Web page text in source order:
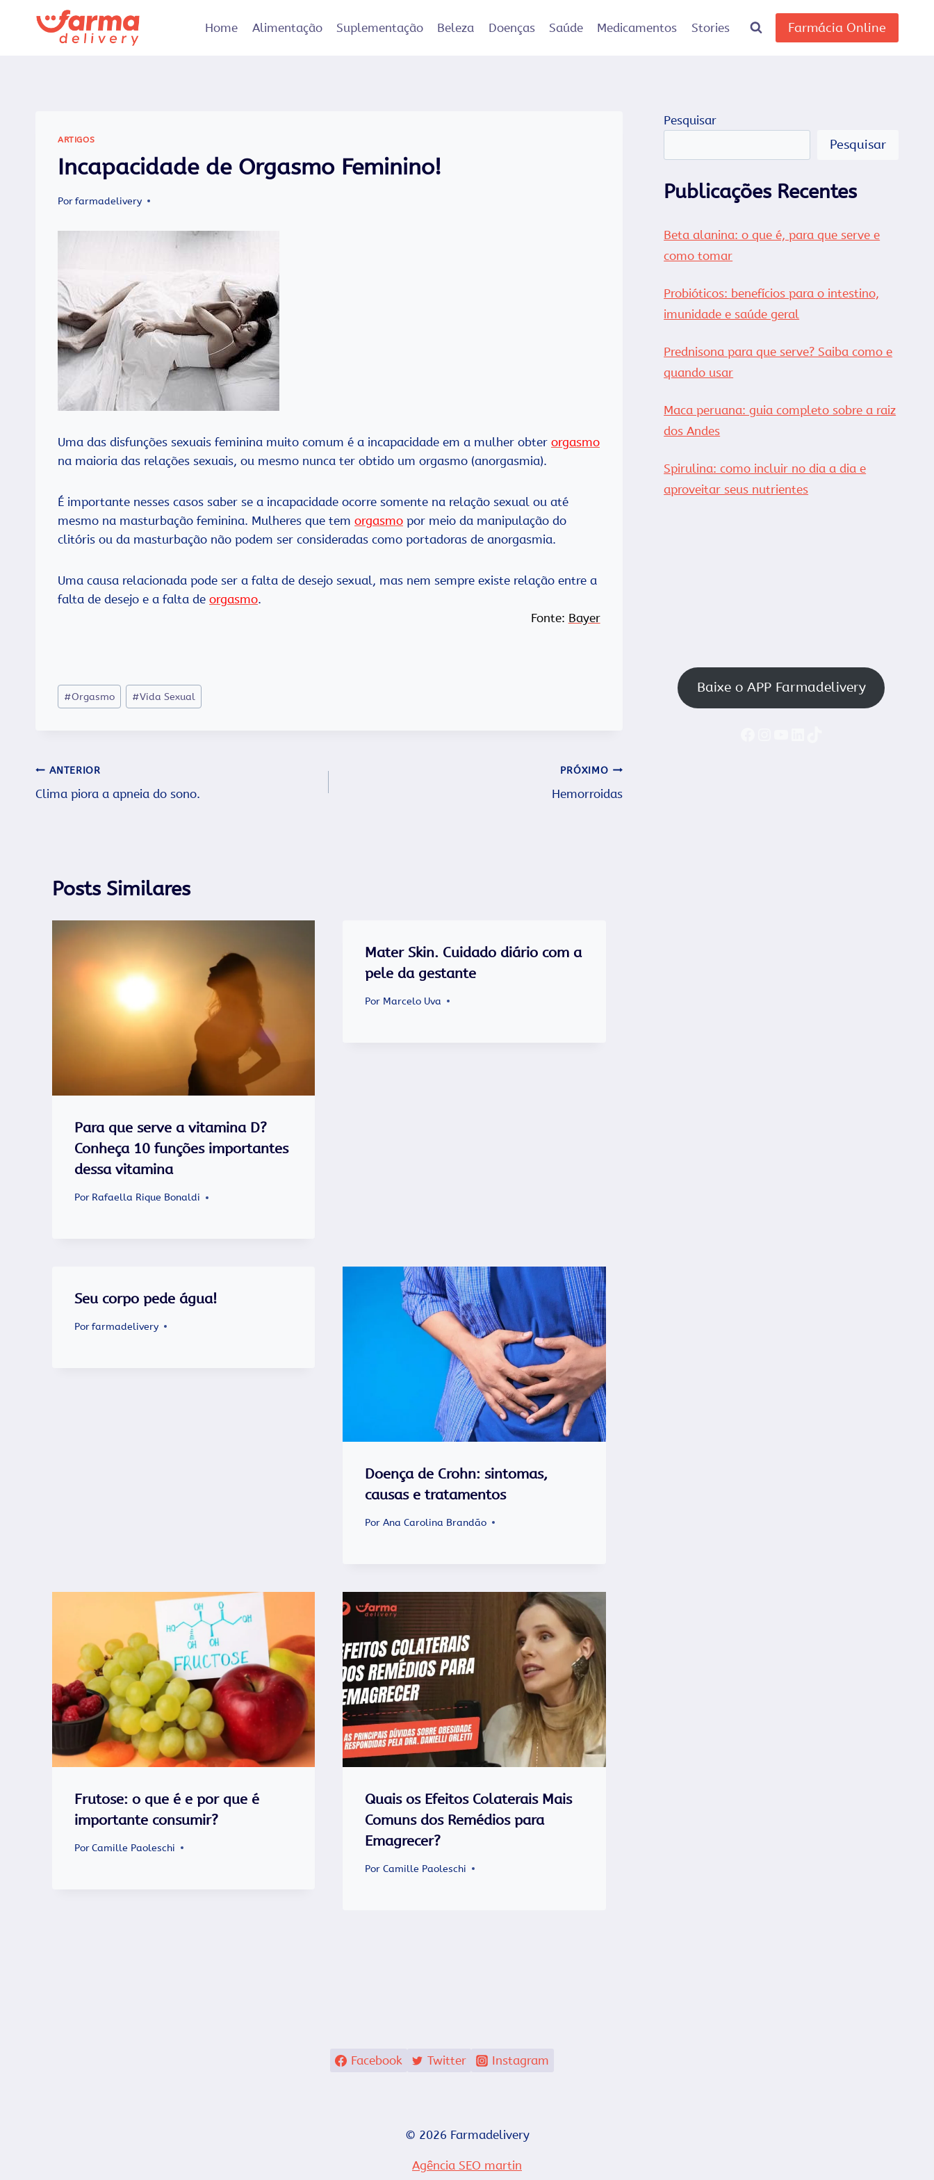
Home Alimentação Suplementação Beleza Doenças Saúde Medicamentos Stories Farmácia Online
ARTIGOS
Incapacidade de Orgasmo Feminino!
Porfarmadelivery
Uma das disfunções sexuais feminina muito comum é a incapacidade em a mulher obter orgasmo
na maioria das relações sexuais, ou mesmo nunca ter obtido um orgasmo (anorgasmia).
É importante nesses casos saber se a incapacidade ocorre somente na relação sexual ou até
mesmo na masturbação feminina. Mulheres que tem orgasmo por meio da manipulação do
clitóris ou da masturbação não podem ser consideradas como portadoras de anorgasmia.
Uma causa relacionada pode ser a falta de desejo sexual, mas nem sempre existe relação entre a
falta de desejo e a falta de orgasmo.
Fonte: Bayer
Tags
do
#Orgasmo #Vida Sexual
Navegação
de
ANTERIOR
Clima piora a apneia do sono.
PRÓXIMO
Hemorroidas
Posts Similares
Para que serve a vitamina D?
Conheça 10 funções importantes
dessa vitamina
Por Rafaella Rique Bonaldi
Mater Skin. Cuidado diário com a
pele da gestante
Por Marcelo Uva
Seu corpo pede água!
Porfarmadelivery
Doença de Crohn: sintomas,
causas e tratamentos
Por Ana Carolina Brandão
Frutose: o que é e por que é
importante consumir?
PorCamille Paoleschi
Quais os Efeitos Colaterais Mais
Comuns dos Remédios para
Emagrecer?
Por Camille Paoleschi
Pesquisar
Pesquisar
Publicações Recentes
Beta alanina: o que é, para que serve e
como tomar
Probióticos: benefícios para o intestino,
imunidade e saúde geral
Prednisona para que serve? Saiba como e
quando usar
Maca peruana: guia completo sobre a raiz
dos Andes
Spirulina: como incluir no dia a dia e
aproveitar seus nutrientes
Baixe o APP Farmadelivery
Facebook Twitter Instagram
© 2026 Farmadelivery
Agência SEO martin